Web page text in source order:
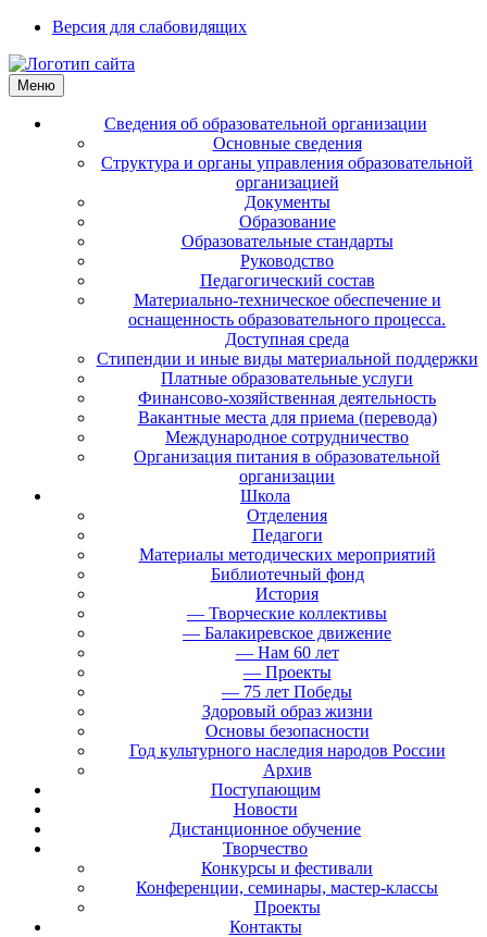
Версия для слабовидящих
Меню
Сведения об образовательной организации
Основные сведения
Структура и органы управления образовательной
организацией
Документы
Образование
Образовательные стандарты
Руководство
Педагогический состав
Материально-техническое обеспечение и
оснащенность образовательного процесса.
Доступная среда
Стипендии и иные виды материальной поддержки
Платные образовательные услуги
Финансово-хозяйственная деятельность
Вакантные места для приема (перевода)
Международное сотрудничество
Организация питания в образовательной
организации
Школа
Отделения
Педагоги
Материалы методических мероприятий
Библиотечный фонд
История
— Творческие коллективы
— Балакиревское движение
— Нам 60 лет
— Проекты
— 75 лет Победы
Здоровый образ жизни
Основы безопасности
Год культурного наследия народов России
Архив
Поступающим
Новости
Дистанционное обучение
Творчество
Конкурсы и фестивали
Конференции, семинары, мастер-классы
Проекты
Контакты